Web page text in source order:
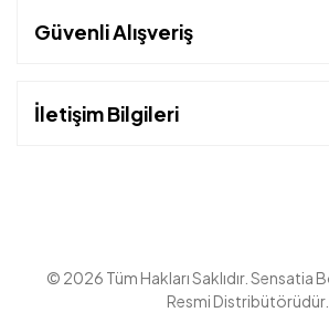
Güvenli Alışveriş
İletişim Bilgileri
© 2026 Tüm Hakları Saklıdır. Sensatia
Resmi Distribütörüdür.